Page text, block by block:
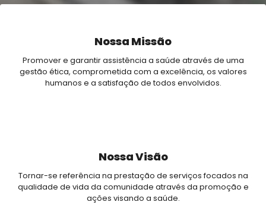
Nossa Missão
Promover e garantir assistência a saúde através de uma
gestão ética, comprometida com a excelência, os valores
humanos e a satisfação de todos envolvidos.
Nossa Visão
Tornar-se referência na prestação de serviços focados na
qualidade de vida da comunidade através da promoção e
ações visando a saúde.